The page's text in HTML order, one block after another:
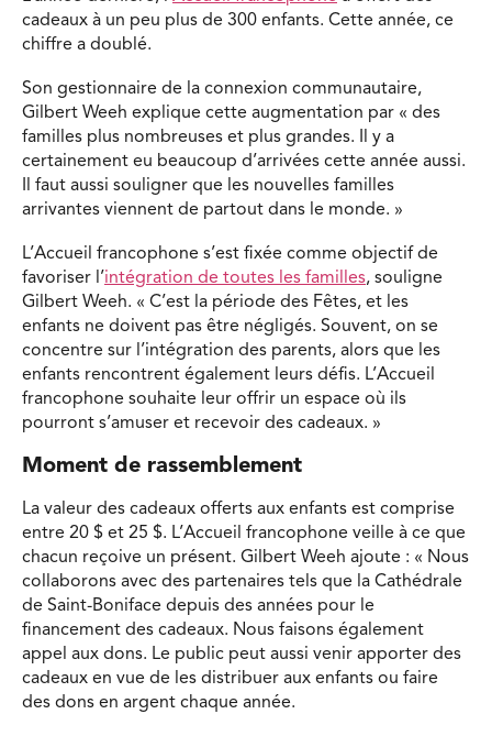
cadeaux à un peu plus de 300 enfants. Cette année, ce
chiffre a doublé.
Son gestionnaire de la connexion communautaire,
Gilbert Weeh explique cette augmentation par « des
familles plus nombreuses et plus grandes. Il y a
certainement eu beaucoup d’arrivées cette année aussi.
Il faut aussi souligner que les nouvelles familles
arrivantes viennent de partout dans le monde. »
L’Accueil francophone s’est fixée comme objectif de
favoriser l’intégration de toutes les familles, souligne
Gilbert Weeh. « C’est la période des Fêtes, et les
enfants ne doivent pas être négligés. Souvent, on se
concentre sur l’intégration des parents, alors que les
enfants rencontrent également leurs défis. L’Accueil
francophone souhaite leur offrir un espace où ils
pourront s’amuser et recevoir des cadeaux. »
Moment de rassemblement
La valeur des cadeaux offerts aux enfants est comprise
entre 20 $ et 25 $. L’Accueil francophone veille à ce que
chacun reçoive un présent. Gilbert Weeh ajoute : « Nous
collaborons avec des partenaires tels que la Cathédrale
de Saint-Boniface depuis des années pour le
financement des cadeaux. Nous faisons également
appel aux dons. Le public peut aussi venir apporter des
cadeaux en vue de les distribuer aux enfants ou faire
des dons en argent chaque année.